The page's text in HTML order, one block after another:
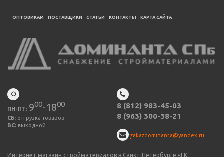
ОПТОВИКАМ ПОСТАВЩИКИ CТАТЬИ КОНТАКТЫ КАРТА САЙТА
ПН-ПТ: 900-1800
СБ: отгрузка товаров
ВС: выходной
8 (812) 983-45-03
8 (963) 300-38-21
zakazdominanta@yandex.ru
Интернет магазин стройматериалов в Санкт-Петербурге «ГК